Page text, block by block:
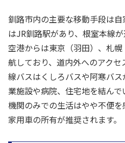
釧路市内の主要な移動手段は
はJR釧路駅があり、根室本線
空港からは東京（羽田）、札
航しており、道内外へのアク
線バスはくしろバスや阿寒バ
業施設や病院、住宅地を結ん
機関のみでの生活はやや不便
家用車の所有が推奨されます。